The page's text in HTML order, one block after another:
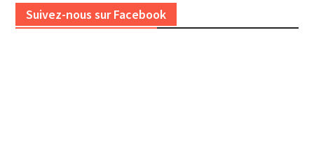
Suivez-nous sur Facebook